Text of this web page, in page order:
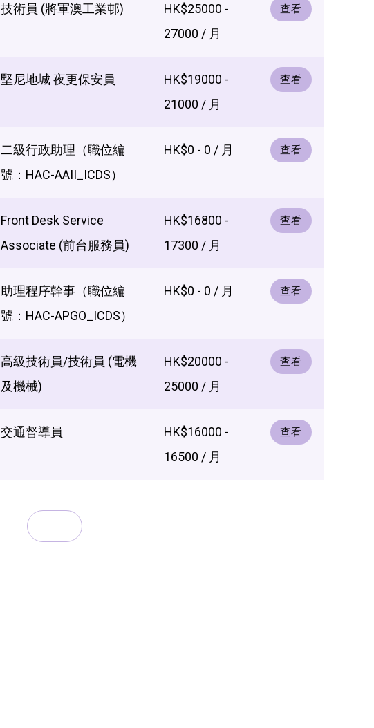
技術員 (將軍澳工業邨)
HK$25000 -
27000 / 月
查看
堅尼地城 夜更保安員
HK$19000 -
21000 / 月
查看
二級行政助理（職位編
號：HAC-AAII_ICDS）
HK$0 - 0 / 月 查看
Front Desk Service
Associate (前台服務員)
HK$16800 -
17300 / 月
查看
助理程序幹事（職位編
號：HAC-APGO_ICDS）
HK$0 - 0 / 月 查看
高級技術員/技術員 (電機
及機械)
HK$20000 -
25000 / 月
查看
交通督導員
HK$16000 -
16500 / 月
查看